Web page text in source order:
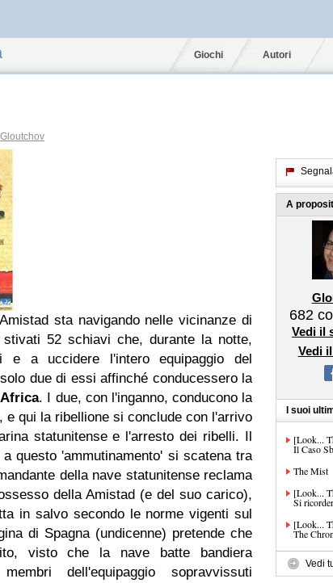
Giochi Autori
Gloutchov
sta navigando nelle vicinanze di
52 schiavi che, durante la notte,
e a uccidere l'intero equipaggio del
due di essi affinché conducessero la
Africa. I due, con l'inganno, conducono la
e qui la ribellione si conclude con l'arrivo
statunitense e l'arresto dei ribelli. Il
questo 'ammutinamento' si scatena tra
della nave statunitense reclama
della Amistad (e del suo carico),
in salvo secondo le norme vigenti sul
di Spagna (undicenne) pretende che
visto che la nave batte bandiera
dell'equipaggio sopravvissuti
A
682
Vedi il
Vedi
I suoi
[Look...
Il Caso
The Mist
[Look...
Si
[Look...
The
Vedi